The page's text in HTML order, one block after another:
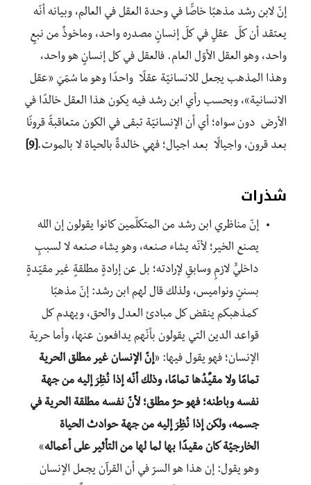
إنّ لابن رشد مذهبًا خاصًّا في وحدة العقل في العالم، وبيانه أنّه
يعتقد أن كلّ عقلٍ في كلّ إنسانٍ مصدره واحد، وماخوذٌ من نبعٍ
واحد، وهو العقل الأوّل العام. فالعقل في كل إنسانٍ هو واحد،
وهذا المذهب يجعل للانسانيّة عقلًا واحدًا وهو ما سُمّيَ «عقل
الانسانية»، وبحسب رأي ابن رشد فيه يكون هذا العقل خالدًا في
الأرض دون سواه؛ أي أن الإنسانيّة تبقى في الكون متعاقبةً قرونًا
بعد قرون، واجيالًا بعد اجيال؛ فهي خالدةٌ بالحياة لا بالموت.[9]
شذرات
إنّ مناظري ابن رشد من المتكلّمين كانوا يقولون إن الله
يصنع الخير؛ لأنّه يشاء صنعه، وهو يشاء صنعه لا لسببٍ
داخليٍّ لازمٍ وسابقٍ لإرادته؛ بل عن إرادةٍ مطلقةٍ غير مقيّدةٍ
بسننٍ ونواميس، ولذلك قال لهم ابن رشد: إنّ مذهبًا
كمذهبكم ينقض كل مبادئ العدل والحق، ويهدم كل
قواعد الدين التي يقولون بأنّهم يدافعون عنها، وأما حرية
الإنسان؛ فهو يقول فيها: «إنّ الإنسان غير مطلق الحرية
تمامًا ولا مقيِّدُها تمامًا، وذلك أنّه إذا نُظِرَ إليه من جهة
نفسه وباطنه؛ فهو حرٌ مطلق؛ لأنّ نفسه مطلقة الحرية في
جسمه، ولكن إذا نُظِرَ إليه من جهة حوادث الحياة
الخارجيّة كان مقيدًا بها لما لها من التأثير على أعماله»
وهو يقول: إن هذا هو السرّ في أن القرآن يجعل الإنسان